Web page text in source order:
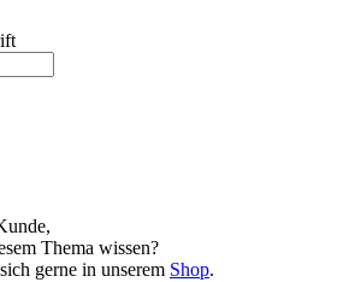
Thema wissen?
gerne in unserem Shop.